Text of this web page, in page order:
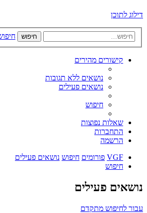
דילוג לתוכן
חיפוש
קישורים מהירים
נושאים ללא תגובות
נושאים פעילים
חיפוש
שאלות נפוצות
התחברות
הרשמה
VGF פורומים חיפוש נושאים פעילים
חיפוש
נושאים פעילים
עבור לחיפוש מתקדם